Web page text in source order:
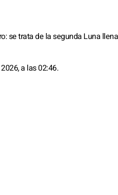
se trata de la segunda Luna
a las 02:46.